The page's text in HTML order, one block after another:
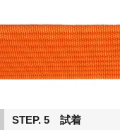
STEP. 5 試着